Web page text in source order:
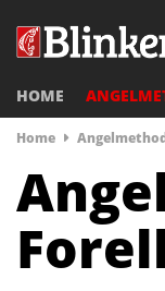
HOME
Home